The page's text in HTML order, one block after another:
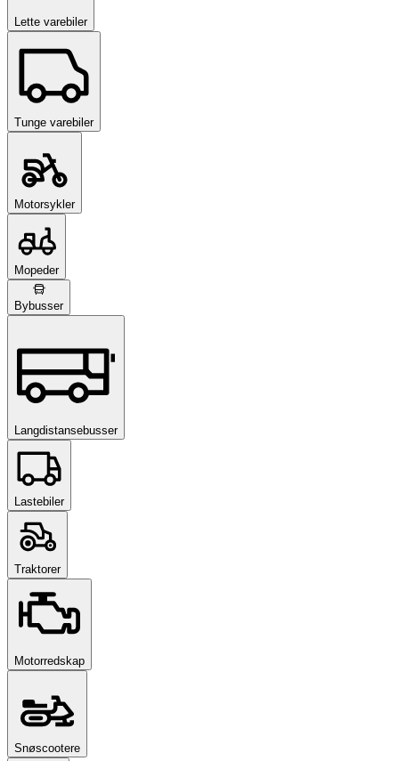
Lette varebiler
Tunge varebiler
Motorsykler
Mopeder
Bybusser
Langdistansebusser
Lastebiler
Traktorer
Motorredskap
Snøscootere